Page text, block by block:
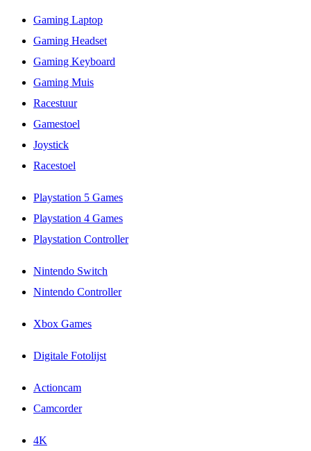
Gaming Laptop
Gaming Headset
Gaming Keyboard
Gaming Muis
Racestuur
Gamestoel
Joystick
Racestoel
Playstation 5 Games
Playstation 4 Games
Playstation Controller
Nintendo Switch
Nintendo Controller
Xbox Games
Digitale Fotolijst
Actioncam
Camcorder
4K